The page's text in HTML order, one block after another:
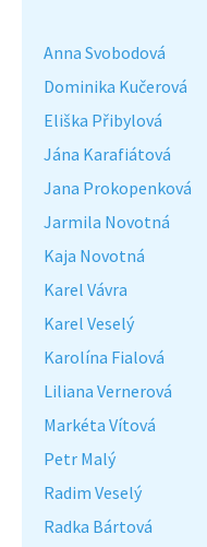
Anna Svobodová
Dominika Kučerová
Eliška Přibylová
Jána Karafiátová
Jana Prokopenková
Jarmila Novotná
Kaja Novotná
Karel Vávra
Karel Veselý
Karolína Fialová
Liliana Vernerová
Markéta Vítová
Petr Malý
Radim Veselý
Radka Bártová